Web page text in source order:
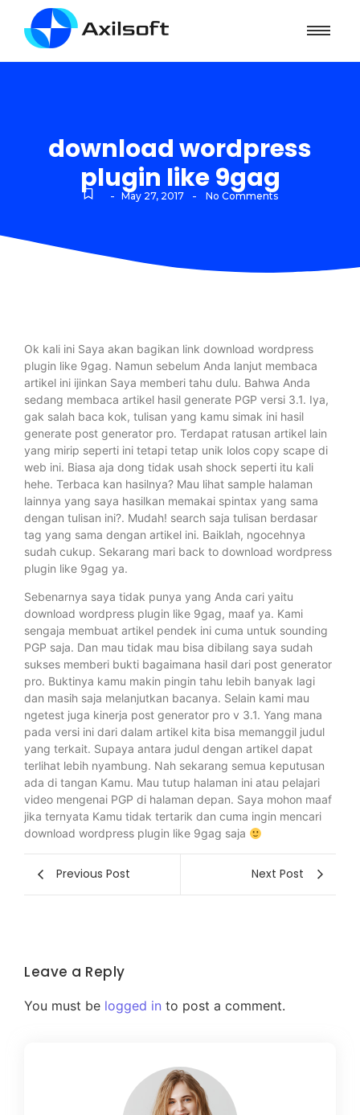
download wordpress
plugin like 9gag
- May 27, 2017 - No Comments
Ok kali ini Saya akan bagikan link download wordpress
plugin like 9gag. Namun sebelum Anda lanjut membaca
artikel ini ijinkan Saya memberi tahu dulu. Bahwa Anda
sedang membaca artikel hasil generate PGP versi 3.1. Iya,
gak salah baca kok, tulisan yang kamu simak ini hasil
generate post generator pro. Terdapat ratusan artikel lain
yang mirip seperti ini tetapi tetap unik lolos copy scape di
web ini. Biasa aja dong tidak usah shock seperti itu kali
hehe. Terbaca kan hasilnya? Mau lihat sample halaman
lainnya yang saya hasilkan memakai spintax yang sama
dengan tulisan ini?. Mudah! search saja tulisan berdasar
tag yang sama dengan artikel ini. Baiklah, ngocehnya
sudah cukup. Sekarang mari back to download wordpress
plugin like 9gag ya.
Sebenarnya saya tidak punya yang Anda cari yaitu
download wordpress plugin like 9gag, maaf ya. Kami
sengaja membuat artikel pendek ini cuma untuk sounding
PGP saja. Dan mau tidak mau bisa dibilang saya sudah
sukses memberi bukti bagaimana hasil dari post generator
pro. Buktinya kamu makin pingin tahu lebih banyak lagi
dan masih saja melanjutkan bacanya. Selain kami mau
ngetest juga kinerja post generator pro v 3.1. Yang mana
pada versi ini dari dalam artikel kita bisa memanggil judul
yang terkait. Supaya antara judul dengan artikel dapat
terlihat lebih nyambung. Nah sekarang semua keputusan
ada di tangan Kamu. Mau tutup halaman ini atau pelajari
video mengenai PGP di halaman depan. Saya mohon maaf
jika ternyata Kamu tidak tertarik dan cuma ingin mencari
download wordpress plugin like 9gag saja
Previous Post Next Post
Leave a Reply
You must be logged in to post a comment.